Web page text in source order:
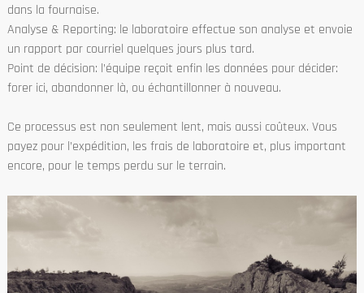
dans la fournaise.
Analyse & Reporting: le laboratoire effectue son analyse et envoie
un rapport par courriel quelques jours plus tard.
Point de décision: l’équipe reçoit enfin les données pour décider:
forer ici, abandonner là, ou échantillonner à nouveau.
Ce processus est non seulement lent, mais aussi coûteux. Vous
payez pour l’expédition, les frais de laboratoire et, plus important
encore, pour le temps perdu sur le terrain.